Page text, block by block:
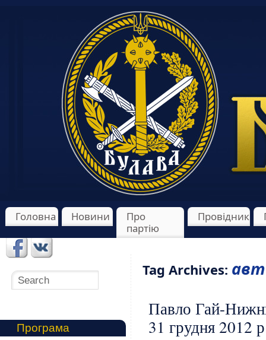
Головна Новини
Про
партію
Провідник
Tag Archives:
Павло Гай-
31 грудня 2012
Програма